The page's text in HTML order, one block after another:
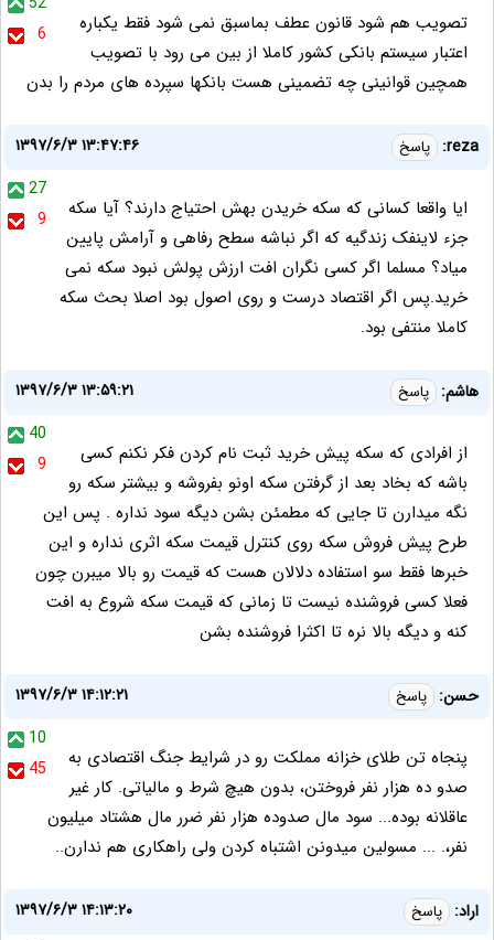
6
تصویب هم شود قانون عطف بماسبق نمی شود فقط یکباره
اعتبار سیستم بانکی کشور کاملا از بین می رود با تصویب
همچین قوانینی چه تضمینی هست بانکها سپرده های مردم را بدن
reza: پاسخ
۱۳۹۷/۶/۳ ۱۳:۴۷:۴۶
27
9
ایا واقعا کسانی که سکه خریدن بهش احتیاج دارند؟ آیا سکه
جزء لاینفک زندگیه که اگر نباشه سطح رفاهی و آرامش پایین
میاد؟ مسلما اگر کسی نگران افت ارزش پولش نبود سکه نمی
خرید.پس اگر اقتصاد درست و روی اصول بود اصلا بحث سکه
کاملا منتفی بود.
هاشم: پاسخ
۱۳۹۷/۶/۳ ۱۳:۵۹:۲۱
40
9
از افرادی که سکه پیش خرید ثبت نام کردن فکر نکنم کسی
باشه که بخاد بعد از گرفتن سکه اونو بفروشه و بیشتر سکه رو
نگه میدارن تا جایی که مطمئن بشن دیگه سود نداره . پس این
طرح پیش فروش سکه روی کنترل قیمت سکه اثری نداره و این
خبرها فقط سو استفاده دلالان هست که قیمت رو بالا میبرن چون
فعلا کسی فروشنده نیست تا زمانی که قیمت سکه شروع به افت
کنه و دیگه بالا نره تا اکثرا فروشنده بشن
حسن: پاسخ
۱۳۹۷/۶/۳ ۱۴:۱۲:۲۱
10
45
پنجاه تن طلای خزانه مملکت رو در شرایط جنگ اقتصادی به
صدو ده هزار نفر فروختن، بدون هیچ شرط و مالیاتی. کار غیر
عاقلانه بوده... سود مال صدوده هزار نفر ضرر مال هشتاد میلیون
نفر،. ... مسولین میدونن اشتباه کردن ولی راهکاری هم ندارن..
اراد: پاسخ
۱۳۹۷/۶/۳ ۱۴:۱۳:۲۰